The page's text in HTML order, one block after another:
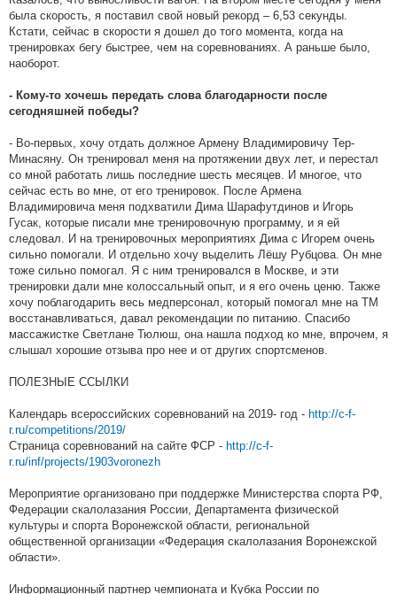
была скорость, я поставил свой новый рекорд – 6,53 секунды.
Кстати, сейчас в скорости я дошел до того момента, когда на
тренировках бегу быстрее, чем на соревнованиях. А раньше было,
наоборот.
- Кому-то хочешь передать слова благодарности после
сегодняшней победы?
- Во-первых, хочу отдать должное Армену Владимировичу Тер-
Минасяну. Он тренировал меня на протяжении двух лет, и перестал
со мной работать лишь последние шесть месяцев. И многое, что
сейчас есть во мне, от его тренировок. После Армена
Владимировича меня подхватили Дима Шарафутдинов и Игорь
Гусак, которые писали мне тренировочную программу, и я ей
следовал. И на тренировочных мероприятиях Дима с Игорем очень
сильно помогали. И отдельно хочу выделить Лёшу Рубцова. Он мне
тоже сильно помогал. Я с ним тренировался в Москве, и эти
тренировки дали мне колоссальный опыт, и я его очень ценю. Также
хочу поблагодарить весь медперсонал, который помогал мне на ТМ
восстанавливаться, давал рекомендации по питанию. Спасибо
массажистке Светлане Тюлюш, она нашла подход ко мне, впрочем, я
слышал хорошие отзыва про нее и от других спортсменов.
ПОЛЕЗНЫЕ ССЫЛКИ
Календарь всероссийских соревнований на 2019- год - http://c-f-
r.ru/competitions/2019/
Страница соревнований на сайте ФСР - http://c-f-
r.ru/inf/projects/1903voronezh
Мероприятие организовано при поддержке Министерства спорта РФ,
Федерации скалолазания России, Департамента физической
культуры и спорта Воронежской области, региональной
общественной организации «Федерация скалолазания Воронежской
области».
Информационный партнер чемпионата и Кубка России по